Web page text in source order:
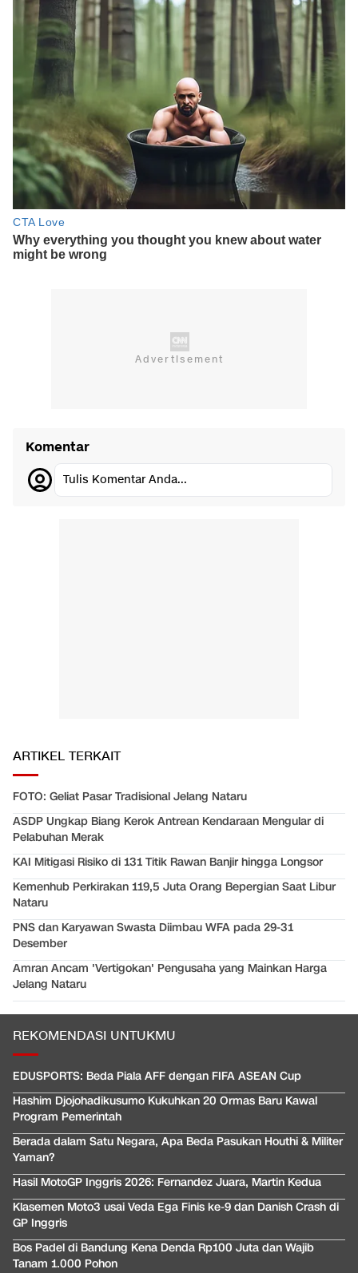
Komentar
Tulis Komentar Anda...
ARTIKEL TERKAIT
FOTO: Geliat Pasar Tradisional Jelang Nataru
ASDP Ungkap Biang Kerok Antrean Kendaraan Mengular di
Pelabuhan Merak
KAI Mitigasi Risiko di 131 Titik Rawan Banjir hingga Longsor
Kemenhub Perkirakan 119,5 Juta Orang Bepergian Saat Libur
Nataru
PNS dan Karyawan Swasta Diimbau WFA pada 29-31
Desember
Amran Ancam 'Vertigokan' Pengusaha yang Mainkan Harga
Jelang Nataru
REKOMENDASI UNTUKMU
EDUSPORTS: Beda Piala AFF dengan FIFA ASEAN Cup
Hashim Djojohadikusumo Kukuhkan 20 Ormas Baru Kawal
Program Pemerintah
Berada dalam Satu Negara, Apa Beda Pasukan Houthi & Militer
Yaman?
Hasil MotoGP Inggris 2026: Fernandez Juara, Martin Kedua
Klasemen Moto3 usai Veda Ega Finis ke-9 dan Danish Crash di
GP Inggris
Bos Padel di Bandung Kena Denda Rp100 Juta dan Wajib
Tanam 1.000 Pohon